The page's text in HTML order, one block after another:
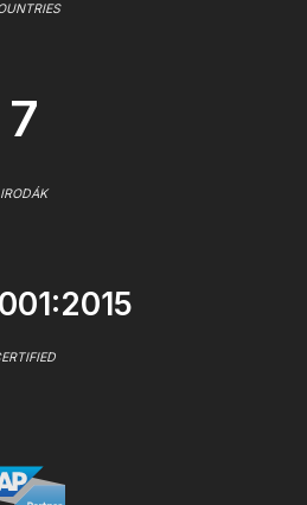
7
IRODÁK